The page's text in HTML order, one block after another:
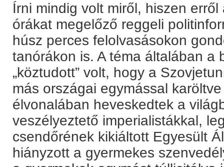
Írni mindig volt miről, hiszen
órákat megelőző reggeli
húsz perces felolvasásokon
tanórákon is. A téma általában a
„köztudott” volt, hogy a
más országai egymással
élvonalában heveskedtek a
veszélyeztető imperialistákkal,
csendőrének kikiáltott Egyesült
hiányzott a gyermekes